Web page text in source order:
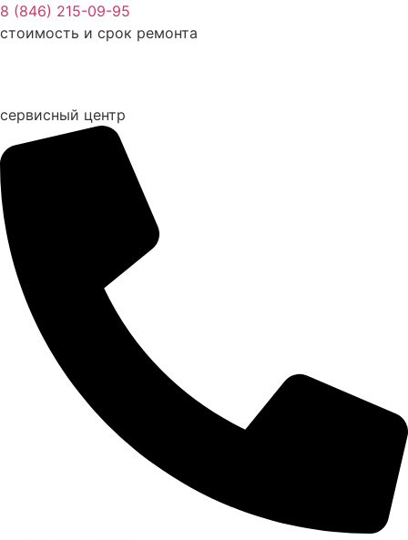
Перейти
к
8 (846) 215-09-95
стоимость и срок ремонта
сервисный центр